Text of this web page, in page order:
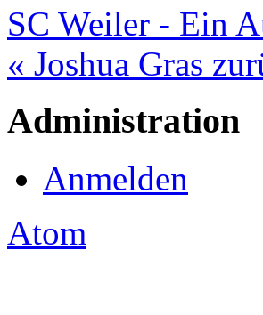
SC Weiler - Ein
« Joshua Gras
Administration
Anmelden
Atom